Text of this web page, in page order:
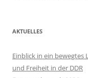
AKTUELLES
Einblick in ein bewegtes
und Freiheit in der DDR